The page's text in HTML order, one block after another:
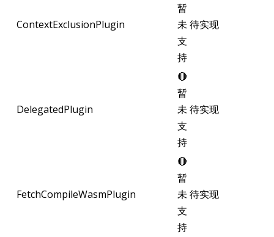
ContextExclusionPlugin
暂
未
支
持
待实现
DelegatedPlugin
🔴
暂
未
支
持
待实现
FetchCompileWasmPlugin
🔴
暂
未
支
持
待实现